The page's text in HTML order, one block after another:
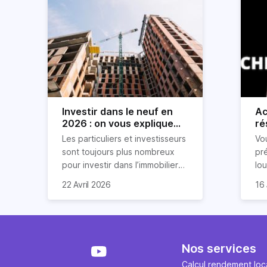
Investir dans le neuf en
2026 : on vous explique
tout !
Les particuliers et investisseurs
sont toujours plus nombreux
pour investir dans l’immobilier
nombreux avantages à choisir
expliquons tout dans cet
22 Avril 2026 16
Nos services
Calcul rendement